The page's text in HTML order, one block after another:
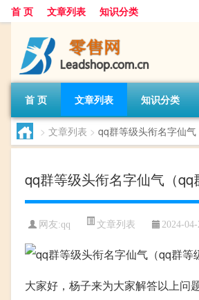
首 页 文章列表 知识分类
首 页 文章列表 知识分类
> 文章列表 > qq群等级头衔名字仙气
qq群等级头衔名字仙气（qq
网友:qq 文章列表 2024-
大家好，杨子来为大家解答以上问